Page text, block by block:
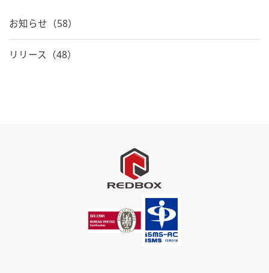
お知らせ（58）
リリース（48）